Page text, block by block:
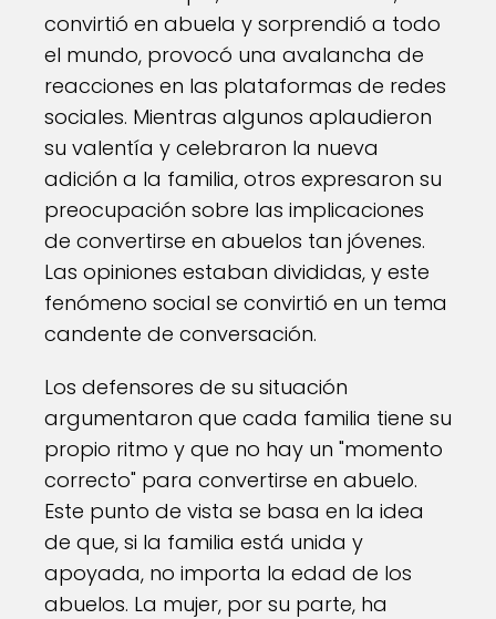
convirtió en abuela y sorprendió a todo
el mundo, provocó una avalancha de
reacciones en las plataformas de redes
sociales. Mientras algunos aplaudieron
su valentía y celebraron la nueva
adición a la familia, otros expresaron su
preocupación sobre las implicaciones
de convertirse en abuelos tan jóvenes.
Las opiniones estaban divididas, y este
fenómeno social se convirtió en un tema
candente de conversación.
Los defensores de su situación
argumentaron que cada familia tiene su
propio ritmo y que no hay un "momento
correcto" para convertirse en abuelo.
Este punto de vista se basa en la idea
de que, si la familia está unida y
apoyada, no importa la edad de los
abuelos. La mujer, por su parte, ha